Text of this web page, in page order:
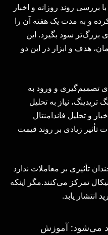
بررسی روند روزانه و اخبار
و به مدت یک هفته آن را
بزرگ‌تر سود بگیرد. این
هدف و ابزار در این دو
تصمیم‌گیری و ورود به
نیاز به تحلیل
و تحلیل فاندامنتال
تأثیر زیادی بر روند قیمت
تأثیری بر معاملات ندارد
تمرکز می‌کنند.مگر اینکه
انتشار یابد.
می‌شود: آموزش